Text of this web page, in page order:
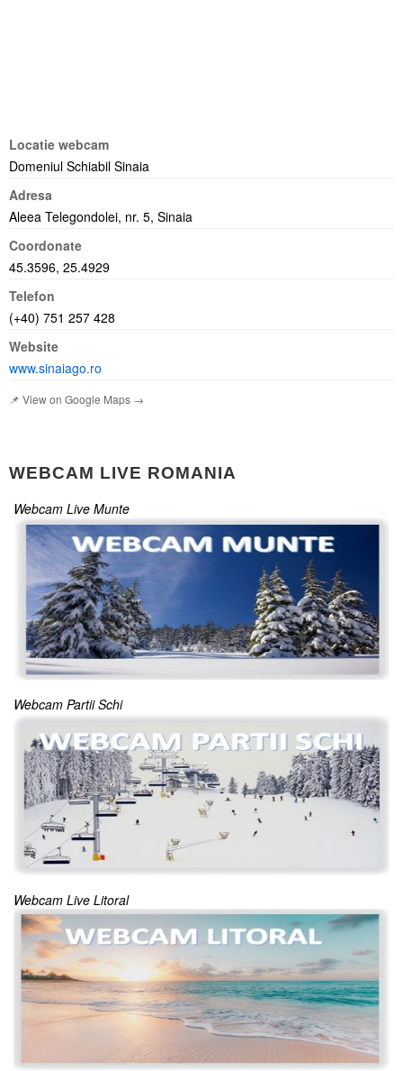
Locatie webcam
Domeniul Schiabil Sinaia
Adresa
Aleea Telegondolei, nr. 5, Sinaia
Coordonate
45.3596, 25.4929
Telefon
(+40) 751 257 428
Website
www.sinaiago.ro
📌 View on Google Maps →
WEBCAM LIVE ROMANIA
Webcam Live Munte
Webcam Partii Schi
Webcam Live Litoral